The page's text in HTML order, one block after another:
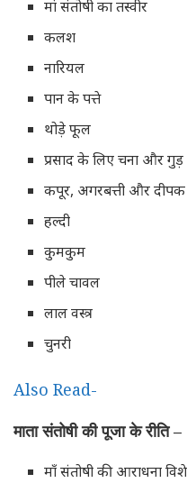
मां संतोषी का तस्वीर
कलश
नारियल
पान के पत्ते
थोड़े फूल
प्रसाद के लिए चना और गुड़
कपूर, अगरबत्ती और दीपक
हल्दी
कुमकुम
पीले चावल
लाल वस्त्र
चुनरी
Also Read-
मातासंतोषीकीपूजाकेरीति –
माँ संतोषी की आराधना